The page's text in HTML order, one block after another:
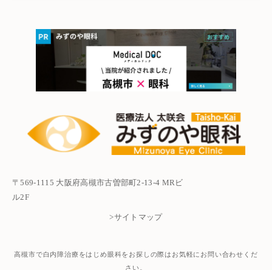
〒569-1115 大阪府高槻市古曽部町2-13-4 MRビ
ル2F
>サイトマップ
高槻市で白内障治療をはじめ眼科をお探しの際はお気軽にお問い合わせくだ
さい。